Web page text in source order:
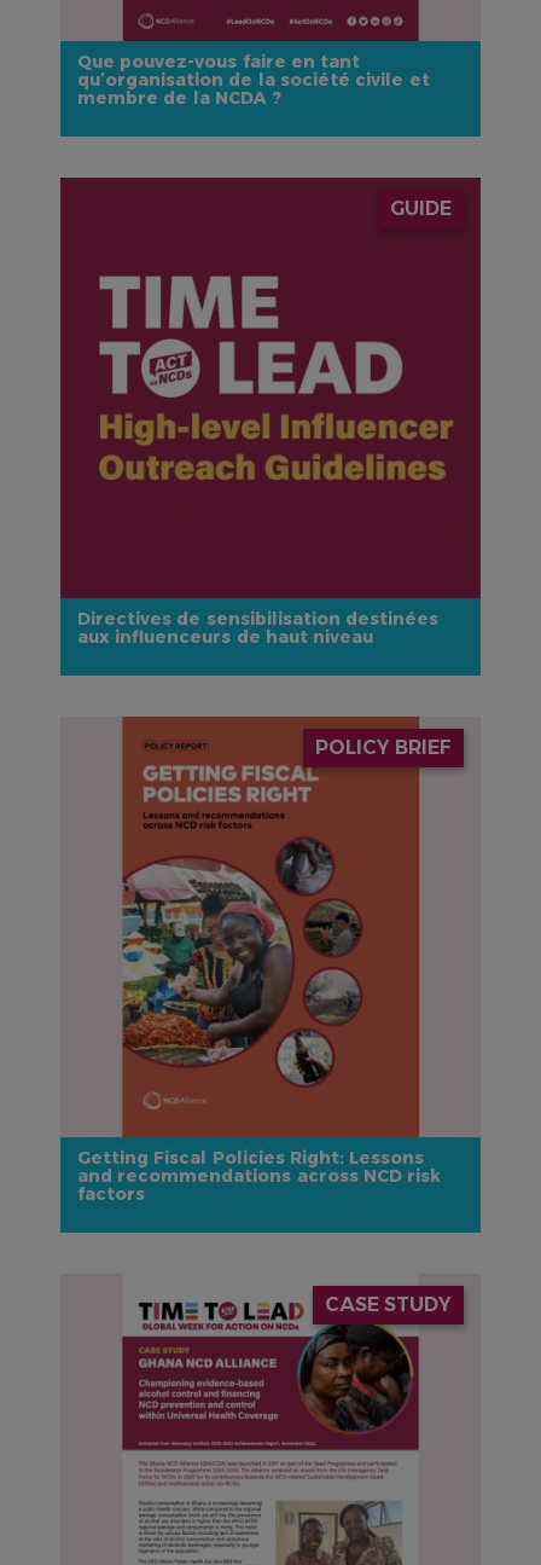
Que pouvez-vous faire en tant
qu’organisation de la société civile et
membre de la NCDA ?
GUIDE
Directives de sensibilisation destinées
aux influenceurs de haut niveau
POLICY BRIEF
Getting Fiscal Policies Right: Lessons
and recommendations across NCD risk
factors
CASE STUDY